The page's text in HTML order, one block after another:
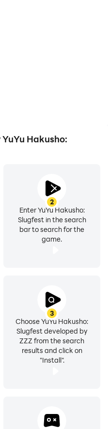
Hakusho:
2
Enter YuYu Hakusho:
Slugfest in the search
bar to search for the
game.
3
Choose YuYu Hakusho:
Slugfest developed by
ZZZ from the search
results and click on
"Install".